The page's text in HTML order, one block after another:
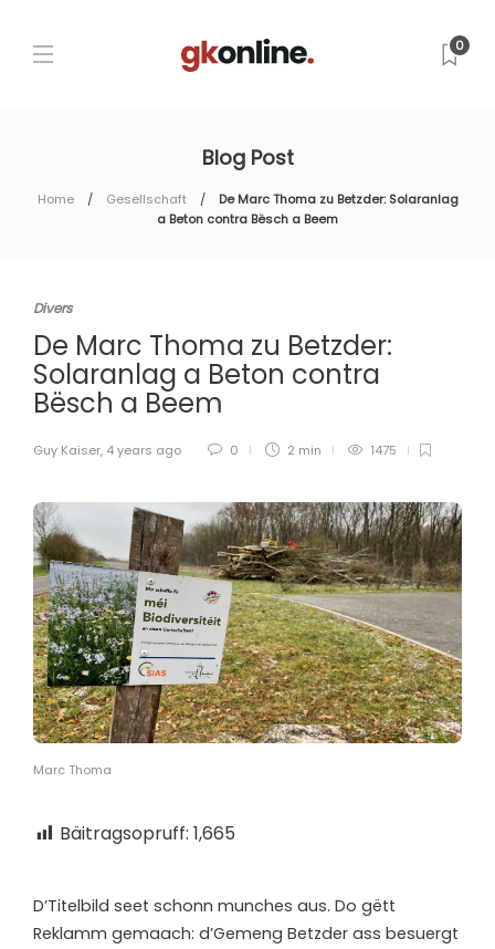
0
Blog Post
Home Gesellschaft
De Marc Thoma zu Betzder: Solaranlag
a Beton contra Bësch a Beem
Divers
De Marc Thoma zu Betzder:
Solaranlag a Beton contra
Bësch a Beem
Guy Kaiser, 4 years ago 0 2 min 1475
Marc Thoma
Bäitragsopruff: 1,665
D’Titelbild seet schonn munches aus. Do gëtt
Reklamm gemaach: d’Gemeng Betzder ass besuergt